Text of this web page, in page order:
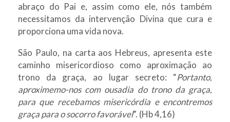
abraço do Pai e, assim como ele, nós também
necessitamos da intervenção Divina que cura e
proporciona uma vida nova.
São Paulo, na carta aos Hebreus, apresenta este
caminho misericordioso como aproximação ao
trono da graça, ao lugar secreto: “Portanto,
aproximemo-nos com ousadia do trono da graça,
para que recebamos misericórdia e encontremos
graça para o socorro favorável”. (Hb 4,16)